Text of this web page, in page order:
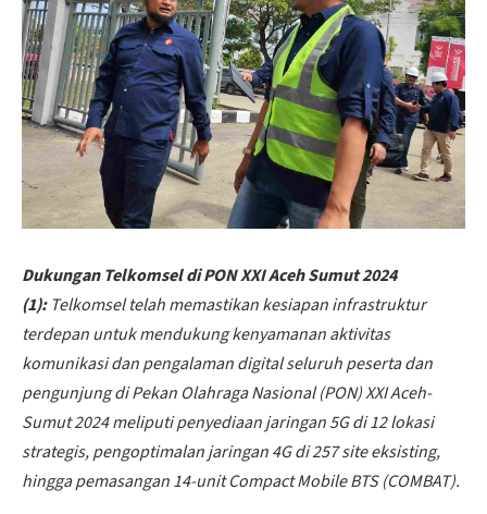
Dukungan Telkomsel di PON XXI Aceh Sumut 2024
(1):Telkomsel telah memastikan kesiapan infrastruktur
terdepan untuk mendukung kenyamanan aktivitas
komunikasi dan pengalaman digital seluruh peserta dan
pengunjung di Pekan Olahraga Nasional (PON) XXI Aceh-
Sumut 2024 meliputi penyediaan jaringan 5G di 12 lokasi
strategis, pengoptimalan jaringan 4G di 257 site eksisting,
hingga pemasangan 14-unit Compact Mobile BTS (COMBAT).